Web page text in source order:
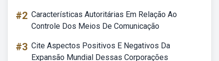
#2 Características Autoritárias Em Relação Ao
Controle Dos Meios De Comunicação
#3 Cite Aspectos Positivos E Negativos Da
Expansão Mundial Dessas Corporações